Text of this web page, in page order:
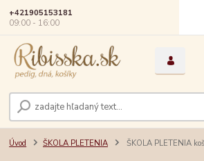
+421905153181
09:00 - 16:00
Úvod ŠKOLA PLETENIA ŠKOLA PLETENIA